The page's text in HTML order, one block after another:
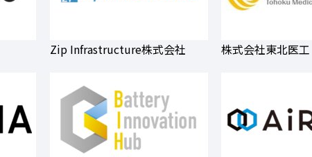
Zip Infrastructure株式会社 株式会社東北医工